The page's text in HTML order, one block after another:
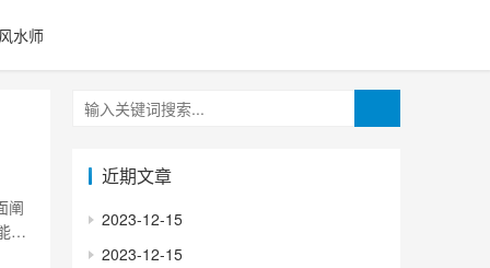
风水师
阐
实
近期文章
2023-12-15
2023-12-15